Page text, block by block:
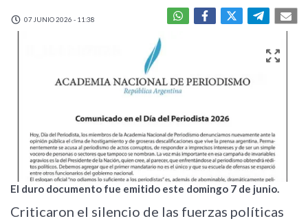
07 JUNIO 2026 - 11:38
El duro documento fue emitido este domingo 7 de junio.
Criticaron el silencio de las fuerzas políticas